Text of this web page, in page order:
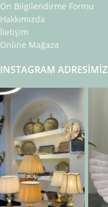
Ön Bilgilendirme Formu
Hakkımızda
İletişim
Online Mağaza
INSTAGRAM ADRESIMIZ